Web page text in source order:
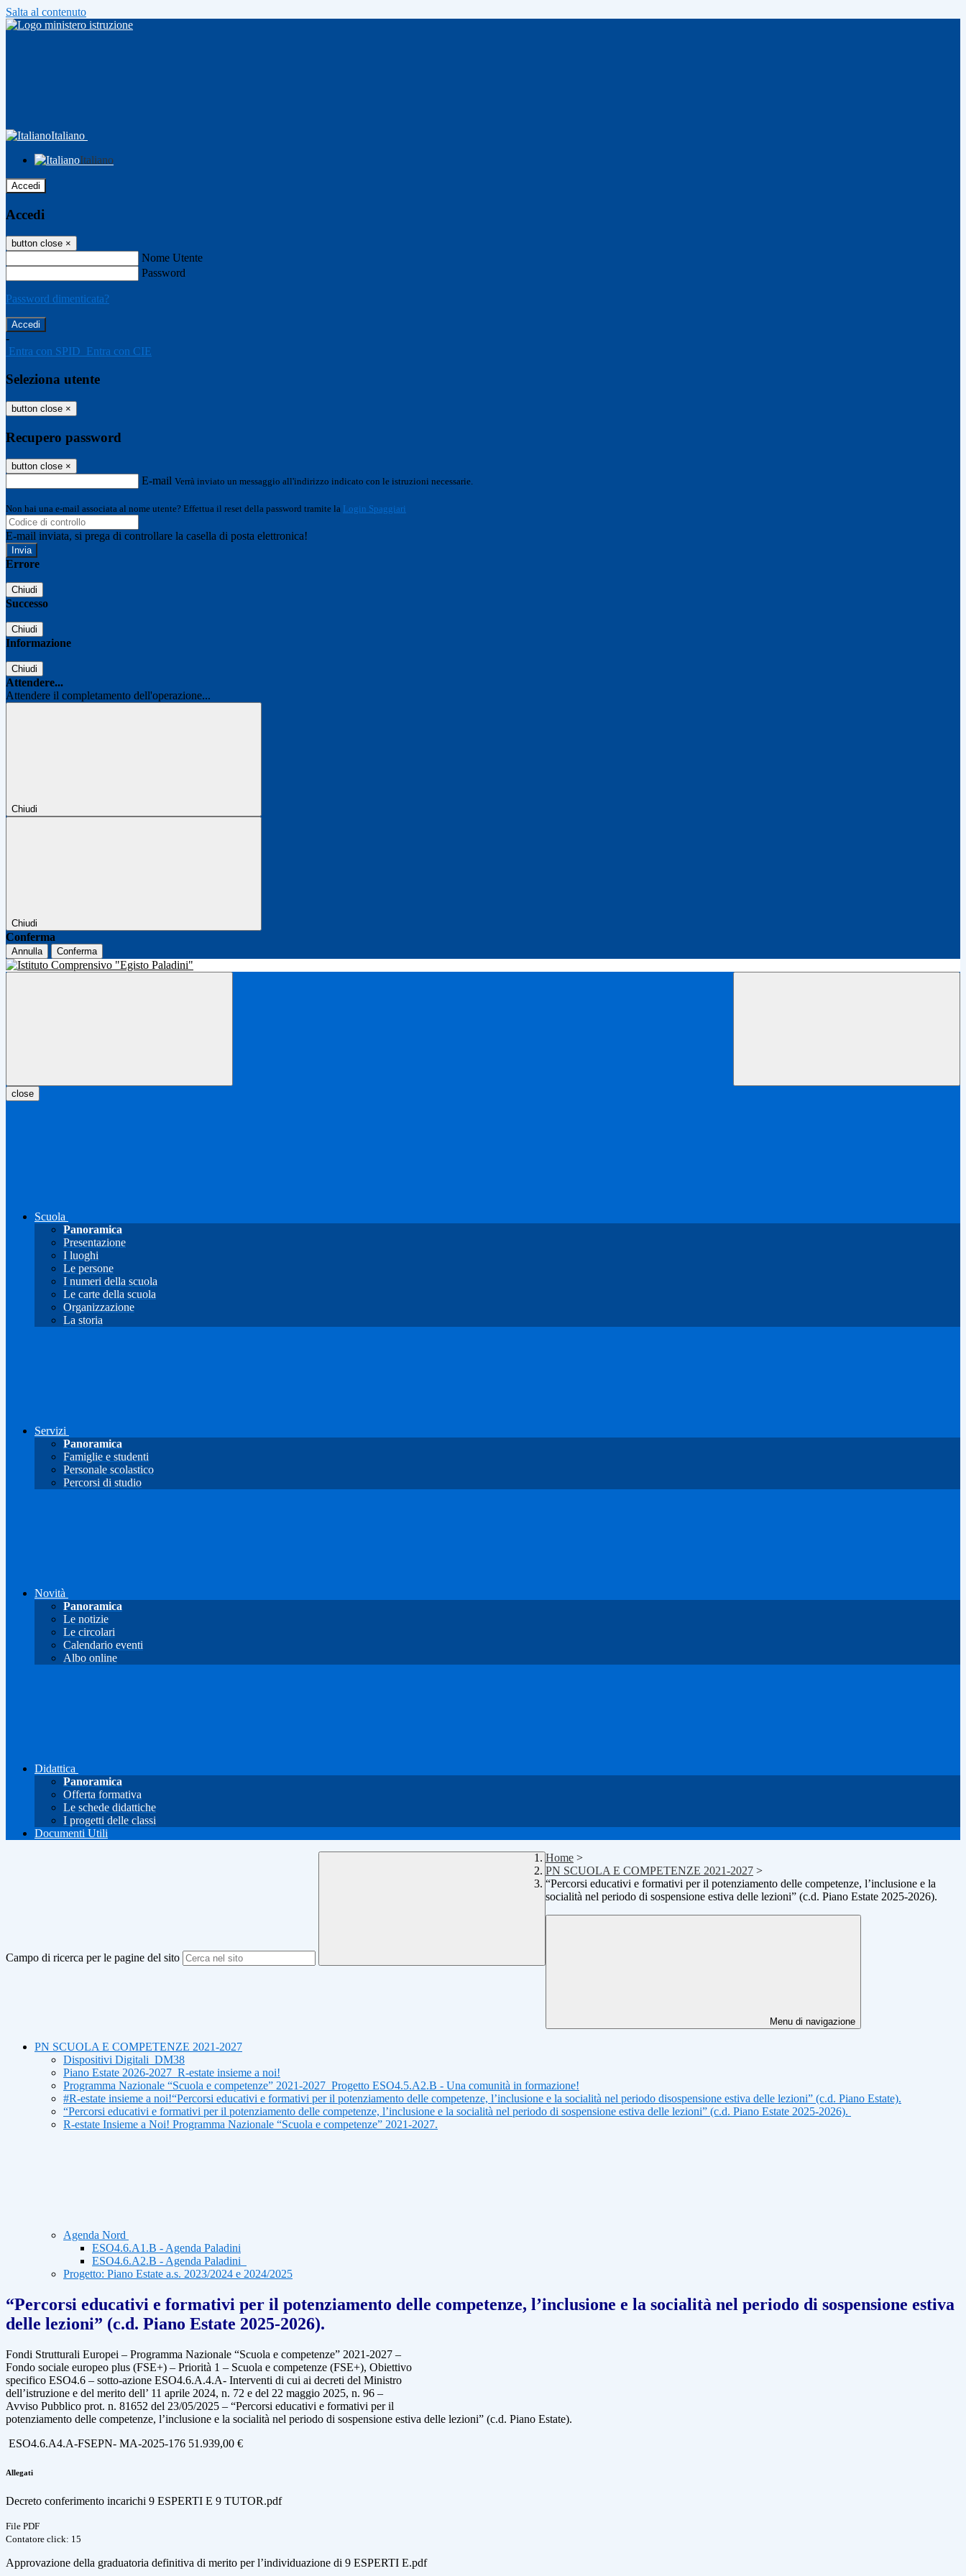
Salta al contenuto
Italiano
Italiano
Accedi
Accedi
button close ×
Nome Utente
Password
Password dimenticata?
-
Entra con SPID Entra con CIE
Seleziona utente
button close ×
Recupero password
button close ×
E-mail Verrà inviato un messaggio all'indirizzo indicato con le istruzioni necessarie.
Non hai una e-mail associata al nome utente? Effettua il reset della password tramite la Login Spaggiari
E-mail inviata, si prega di controllare la casella di posta elettronica!
Errore
Chiudi
Successo
Chiudi
Informazione
Chiudi
Attendere...
Attendere il completamento dell'operazione...
Chiudi
Chiudi
Conferma
Annulla Conferma
close
Scuola
Panoramica
Presentazione
I luoghi
Le persone
I numeri della scuola
Le carte della scuola
Organizzazione
La storia
Servizi
Panoramica
Famiglie e studenti
Personale scolastico
Percorsi di studio
Novità
Panoramica
Le notizie
Le circolari
Calendario eventi
Albo online
Didattica
Panoramica
Offerta formativa
Le schede didattiche
I progetti delle classi
Documenti Utili
Campo di ricerca per le pagine del sito
Home >
PN SCUOLA E COMPETENZE 2021-2027 >
“Percorsi educativi e formativi per il potenziamento delle competenze, l’inclusione e la
socialità nel periodo di sospensione estiva delle lezioni” (c.d. Piano Estate 2025-2026).
Menu di navigazione
PN SCUOLA E COMPETENZE 2021-2027
Dispositivi Digitali_DM38
Piano Estate 2026-2027_R-estate insieme a noi!
Programma Nazionale “Scuola e competenze” 2021-2027_Progetto ESO4.5.A2.B - Una comunità in formazione!
#R-estate insieme a noi!“Percorsi educativi e formativi per il potenziamento delle competenze, l’inclusione e la socialità nel periodo disospensione estiva delle lezioni” (c.d. Piano Estate).
“Percorsi educativi e formativi per il potenziamento delle competenze, l’inclusione e la socialità nel periodo di sospensione estiva delle lezioni” (c.d. Piano Estate 2025-2026).
R-estate Insieme a Noi! Programma Nazionale “Scuola e competenze” 2021-2027.
Agenda Nord
ESO4.6.A1.B - Agenda Paladini
ESO4.6.A2.B - Agenda Paladini
Progetto: Piano Estate a.s. 2023/2024 e 2024/2025
“Percorsi educativi e formativi per il potenziamento delle competenze, l’inclusione e la socialità nel periodo di sospensione estiva
delle lezioni” (c.d. Piano Estate 2025-2026).
Fondi Strutturali Europei – Programma Nazionale “Scuola e competenze” 2021-2027 –
Fondo sociale europeo plus (FSE+) – Priorità 1 – Scuola e competenze (FSE+), Obiettivo
specifico ESO4.6 – sotto-azione ESO4.6.A.4.A- Interventi di cui ai decreti del Ministro
dell’istruzione e del merito dell’ 11 aprile 2024, n. 72 e del 22 maggio 2025, n. 96 –
Avviso Pubblico prot. n. 81652 del 23/05/2025 – “Percorsi educativi e formativi per il
potenziamento delle competenze, l’inclusione e la socialità nel periodo di sospensione estiva delle lezioni” (c.d. Piano Estate).
ESO4.6.A4.A-FSEPN- MA-2025-176 51.939,00 €
Allegati
Decreto conferimento incarichi 9 ESPERTI E 9 TUTOR.pdf
File PDF
Contatore click: 15
Approvazione della graduatoria definitiva di merito per l’individuazione di 9 ESPERTI E.pdf